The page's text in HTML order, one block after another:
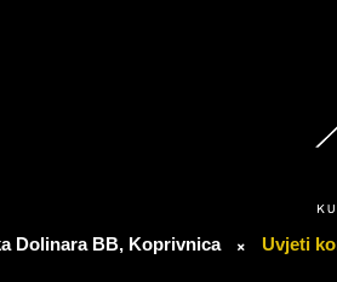
Dolinara BB, Koprivnica Uvjeti